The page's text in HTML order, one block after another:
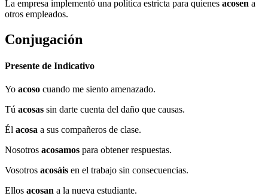
La empresa implementó una política estricta para quienes acosen a
otros empleados.
Conjugación
Presente de Indicativo
Yo acoso cuando me siento amenazado.
Tú acosas sin darte cuenta del daño que causas.
Él acosa a sus compañeros de clase.
Nosotros acosamos para obtener respuestas.
Vosotros acosáis en el trabajo sin consecuencias.
Ellos acosan a la nueva estudiante.